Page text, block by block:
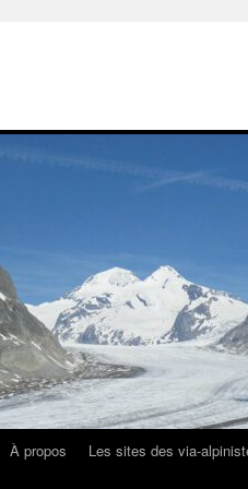
À propos Les sites des via-